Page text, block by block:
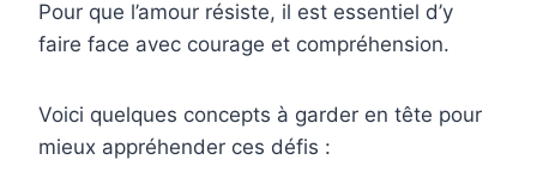
Pour que l’amour résiste, il est essentiel d’y
faire face avec courage et compréhension.
Voici quelques concepts à garder en tête pour
mieux appréhender ces défis :